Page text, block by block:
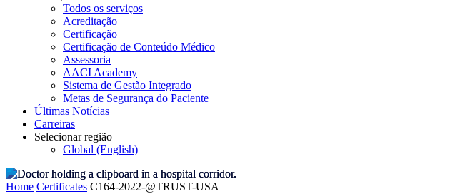
Todos os serviços
Acreditação
Certificação
Certificação de Conteúdo Médico
Assessoria
AACI Academy
Sistema de Gestão Integrado
Metas de Segurança do Paciente
Últimas Notícias
Carreiras
Selecionar região
Global (English)
Home Certificates C164-2022-@TRUST-USA